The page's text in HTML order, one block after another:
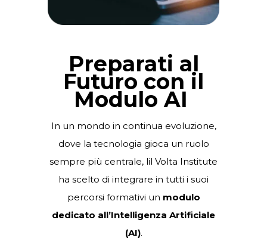
Preparati al
Futuro con il
Modulo AI
In un mondo in continua evoluzione,
dove la tecnologia gioca un ruolo
sempre più centrale, lil Volta Institute
ha scelto di integrare in tutti i suoi
percorsi formativi un modulo
dedicato all’Intelligenza Artificiale
(AI).